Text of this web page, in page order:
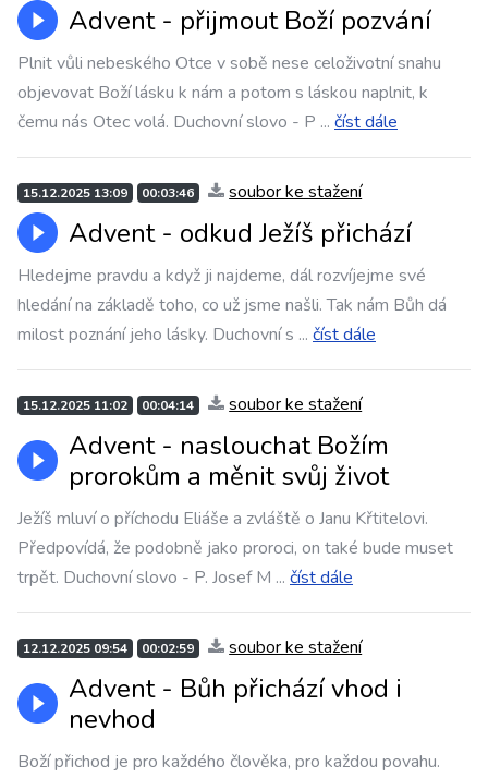
Advent - přijmout Boží pozvání
Plnit vůli nebeského Otce v sobě nese celoživotní snahu
objevovat Boží lásku k nám a potom s láskou naplnit, k
čemu nás Otec volá. Duchovní slovo - P ... číst dále
15.12.2025 13:09 00:03:46 soubor ke stažení
Advent - odkud Ježíš přichází
Hledejme pravdu a když ji najdeme, dál rozvíjejme své
hledání na základě toho, co už jsme našli. Tak nám Bůh dá
milost poznání jeho lásky. Duchovní s ... číst dále
15.12.2025 11:02 00:04:14 soubor ke stažení
Advent - naslouchat Božím
prorokům a měnit svůj život
Ježíš mluví o příchodu Eliáše a zvláště o Janu Křtitelovi.
Předpovídá, že podobně jako proroci, on také bude muset
trpět. Duchovní slovo - P. Josef M ... číst dále
12.12.2025 09:54 00:02:59 soubor ke stažení
Advent - Bůh přichází vhod i
nevhod
Boží přichod je pro každého člověka, pro každou povahu.